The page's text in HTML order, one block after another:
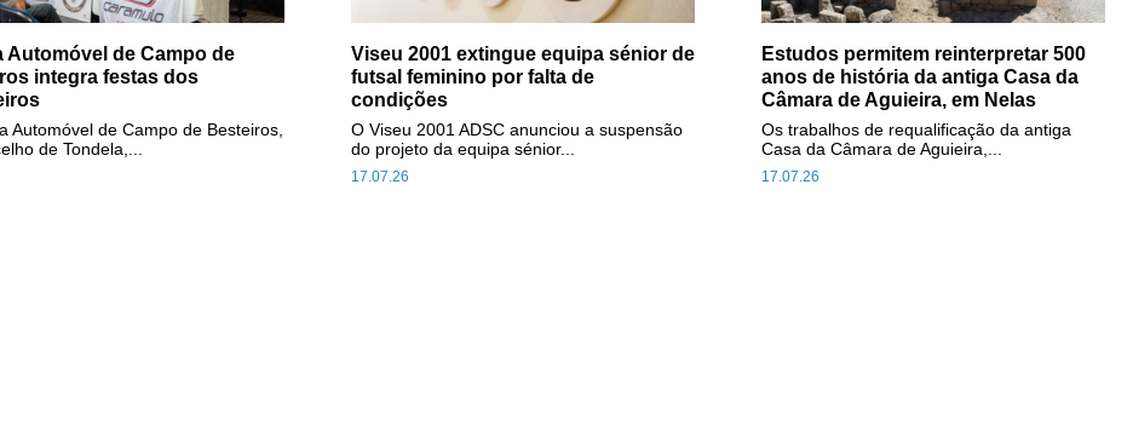
Automóvel de Campo de
integra festas dos
Automóvel de Campo de Besteiros,
de Tondela,...
Viseu 2001 extingue equipa sénior de
futsal feminino por falta de
condições
17.07.26
O Viseu 2001 ADSC anunciou a suspensão
do projeto da equipa sénior...
Estudos permitem reinterpretar 500
anos de história da antiga Casa da
Câmara de Aguieira, em Nelas
17.07.26
Os trabalhos de requalificação da antiga
Casa da Câmara de Aguieira,...